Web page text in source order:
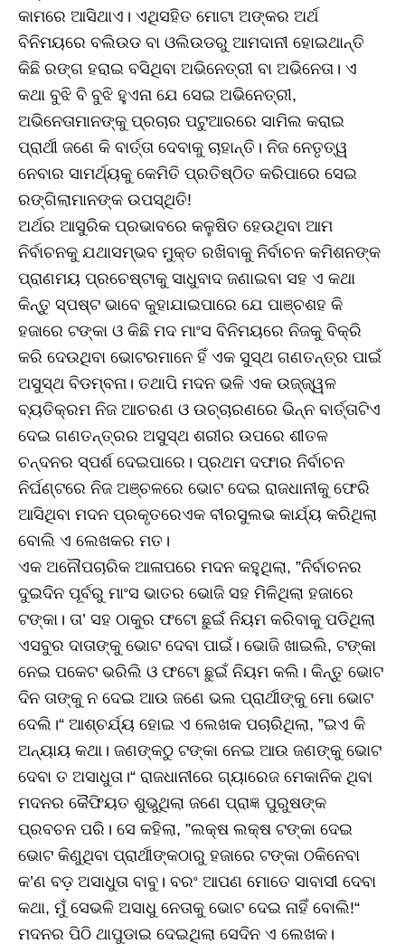
କାମରେ ଆସିଥାଏ। ଏଥିସହିତ ମୋଟା ଅଙ୍କର ଅର୍ଥ
ବିନିମୟରେ ବଲିଉଡ ବା ଓଲିଉଡରୁ ଆମଦାନୀ ହୋଇଥାନ୍ତି
କିଛି ରଙ୍ଗ ହରାଇ ବସିଥିବା ଅଭିନେତ୍ରୀ ବା ଅଭିନେତା। ଏ
କଥା ବୁଝି ବି ବୁଝି ହୁଏନା ଯେ ସେଇ ଅଭିନେତ୍ରୀ,
ଅଭିନେତାମାନଙ୍କୁ ପ୍ରଚାର ପଟୁଆରରେ ସାମିଲ କରାଇ
ପ୍ରାର୍ଥୀ ଜଣେ କି ବାର୍ତ୍ତା ଦେବାକୁ ଚାହାନ୍ତି। ନିଜ ନେତୃତ୍ୱ
ନେବାର ସାମର୍ଥ୍ୟକୁ କେମିତି ପ୍ରତିଷ୍ଠିତ କରିପାରେ ସେଇ
ରଙ୍ଗିଲାମାନଙ୍କ ଉପସ୍ଥିତି!
ଅର୍ଥର ଆସୁରିକ ପ୍ରଭାବରେ କଳୁଷିତ ହେଉଥିବା ଆମ
ନିର୍ବାଚନକୁ ଯଥାସମ୍ଭବ ମୁକ୍ତ ରଖିବାକୁ ନିର୍ବାଚନ କମିଶନଙ୍କ
ପ୍ରାଣମୟ ପ୍ରଚେଷ୍ଟାକୁ ସାଧୁବାଦ ଜଣାଇବା ସହ ଏ କଥା
କିନ୍ତୁ ସ୍ପଷ୍ଟ ଭାବେ କୁହାଯାଇପାରେ ଯେ ପାଞ୍ଚଶହ କି
ହଜାରେ ଟଙ୍କା ଓ କିଛି ମଦ ମାଂସ ବିନିମୟରେ ନିଜକୁ ବିକ୍ରି
କରି ଦେଉଥିବା ଭୋଟରମାନେ ହିଁ ଏକ ସୁସ୍ଥ ଗଣତନ୍ତ୍ର ପାଇଁ
ଅସୁସ୍ଥ ବିଡମ୍ବନା। ତଥାପି ମଦନ ଭଳି ଏକ ଉଜ୍ଜ୍ୱଳ
ବ୍ୟତିକ୍ରମ ନିଜ ଆଚରଣ ଓ ଉଚ୍ଚାରଣରେ ଭିନ୍ନ ବାର୍ତ୍ତାଟିଏ
ଦେଇ ଗଣତନ୍ତ୍ରର ଅସୁସ୍ଥ ଶରୀର ଉପରେ ଶୀତଳ
ଚନ୍ଦନର ସ୍ପର୍ଶ ଦେଇପାରେ। ପ୍ରଥମ ଦଫାର ନିର୍ବାଚନ
ନିର୍ଘଣ୍ଟରେ ନିଜ ଅଞ୍ଚଳରେ ଭୋଟ ଦେଇ ରାଜଧାନୀକୁ ଫେରି
ଆସିଥିବା ମଦନ ପ୍ରକୃତରେଏକ ବୀରସୁଲଭ କାର୍ଯ୍ୟ କରିଥିଲା
ବୋଲି ଏ ଲେଖକର ମତ।
ଏକ ଅନୌପଚାରିକ ଆଳାପରେ ମଦନ କହୁଥିଲା, ”ନିର୍ବାଚନର
ଦୁଇଦିନ ପୂର୍ବରୁ ମାଂସ ଭାତର ଭୋଜି ସହ ମିଳିଥିଲା ହଜାରେ
ଟଙ୍କା। ତା’ ସହ ଠାକୁର ଫଟୋ ଛୁଇଁ ନିୟମ କରିବାକୁ ପଡିଥିଲା
ଏସବୁର ଦାତାଙ୍କୁ ଭୋଟ ଦେବା ପାଇଁ। ଭୋଜି ଖାଇଲି, ଟଙ୍କା
ନେଇ ପକେଟ ଭରିଲି ଓ ଫଟୋ ଛୁଇଁ ନିୟମ କଲି। କିନ୍ତୁ ଭୋଟ
ଦିନ ତାଙ୍କୁ ନ ଦେଇ ଆଉ ଜଣେ ଭଲ ପ୍ରାର୍ଥୀଙ୍କୁ ମୋ ଭୋଟ
ଦେଲି।“ ଆଶ୍ଚର୍ଯ୍ୟ ହୋଇ ଏ ଲେଖକ ପଚାରିଥିଲା, ”ଇଏ କି
ଅନ୍ୟାୟ କଥା। ଜଣଙ୍କଠୁ ଟଙ୍କା ନେଇ ଆଉ ଜଣଙ୍କୁ ଭୋଟ
ଦେବା ତ ଅସାଧୁତା।“ ରାଜଧାନୀରେ ଗ୍ୟାରେଜ ମେକାନିକ ଥିବା
ମଦନର କୈଫିୟତ ଶୁଭୁଥିଲା ଜଣେ ପ୍ରାଜ୍ଞ ପୁରୁଷଙ୍କ
ପ୍ରବଚନ ପରି। ସେ କହିଲା, ”ଲକ୍ଷ ଲକ୍ଷ ଟଙ୍କା ଦେଇ
ଭୋଟ କିଣୁଥିବା ପ୍ରାର୍ଥୀଙ୍କଠାରୁ ହଜାରେ ଟଙ୍କା ଠକିନେବା
କ’ଣ ବଡ଼ ଅସାଧୁତା ବାବୁ। ବରଂ ଆପଣ ମୋତେ ସାବାସୀ ଦେବା
କଥା, ମୁଁ ସେଭଳି ଅସାଧୁ ନେତାକୁ ଭୋଟ ଦେଇ ନାହିଁ ବୋଲି!“
ମଦନର ପିଠି ଥାପୁଡାଇ ଦେଇଥିଲା ସେଦିନ ଏ ଲେଖକ।